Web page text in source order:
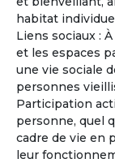
habitat
Liens sociaux :
et les espaces
une vie sociale
personnes
Participation
personne, quel
cadre de vie en
leur
âgées de
projet
retraite à
et les
d'habitat,